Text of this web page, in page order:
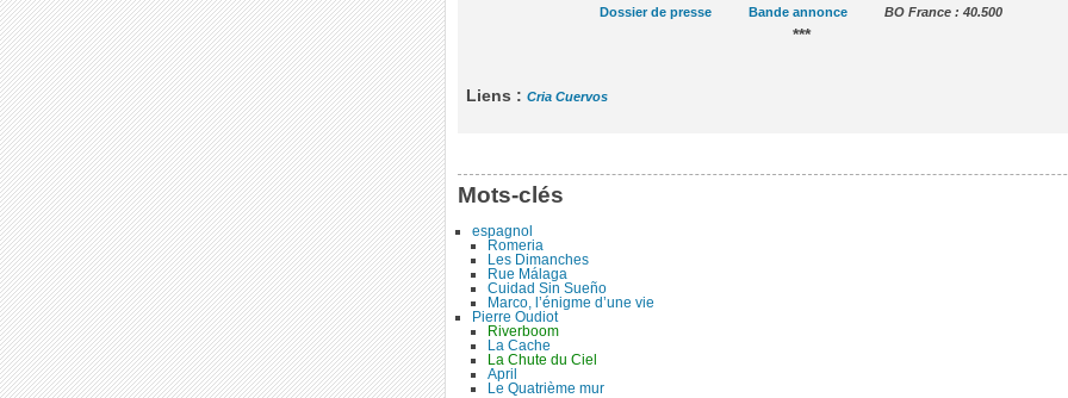
Dossier de presse Bande annonce BO France : 40.500
***
Liens : Cria Cuervos
Mots-clés
espagnol
Romeria
Les Dimanches
Rue Málaga
Cuidad Sin Sueño
Marco, l’énigme d’une vie
Pierre Oudiot
Riverboom
La Cache
La Chute du Ciel
April
Le Quatrième mur